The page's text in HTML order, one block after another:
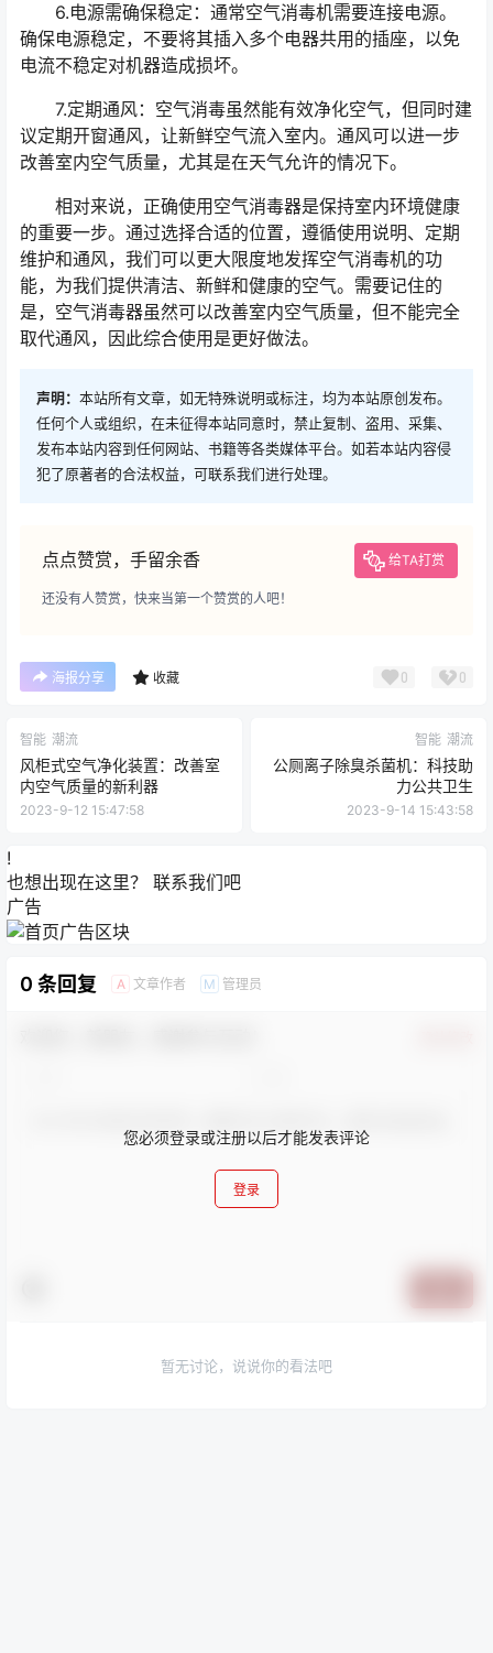
6.电源需确保稳定：通常空气消毒机需要连接电源。
确保电源稳定，不要将其插入多个电器共用的插座，以免
电流不稳定对机器造成损坏。
7.定期通风：空气消毒虽然能有效净化空气，但同时建
议定期开窗通风，让新鲜空气流入室内。通风可以进一步
改善室内空气质量，尤其是在天气允许的情况下。
相对来说，正确使用空气消毒器是保持室内环境健康
的重要一步。通过选择合适的位置，遵循使用说明、定期
维护和通风，我们可以更大限度地发挥空气消毒机的功
能，为我们提供清洁、新鲜和健康的空气。需要记住的
是，空气消毒器虽然可以改善室内空气质量，但不能完全
取代通风，因此综合使用是更好做法。
声明： 本站所有文章，如无特殊说明或标注，均为本站原创发布。
任何个人或组织，在未征得本站同意时，禁止复制、盗用、采集、
发布本站内容到任何网站、书籍等各类媒体平台。如若本站内容侵
犯了原著者的合法权益，可联系我们进行处理。
点点赞赏，手留余香 给TA打赏
还没有人赞赏，快来当第一个赞赏的人吧！
海报分享 收藏 0 0
智能 潮流
风柜式空气净化装置：改善室
内空气质量的新利器
2023-9-12 15:47:58
智能 潮流
公厕离子除臭杀菌机：科技助
力公共卫生
2023-9-14 15:43:58
!
也想出现在这里？ 联系我们吧
广告
0 条回复 A 文章作者 M 管理员
您必须登录或注册以后才能发表评论
登录
暂无讨论，说说你的看法吧